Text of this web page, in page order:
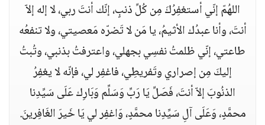
اللهُمّ إنّي أستغفِرُكَ مِن كُلِّ ذنبٍ، إنّك أنتَ ربي، لا إله إلاّ
أنتَ، وأنا عبدُك الأثيمُ، يا مَن لا تَضرّه مَعصيتي، ولا تنفعُه
طاعتي، إنّي ظلمتُ نفسِي بجهلي، واعترفتُ بذنبي، وتُبتُ
إليكَ مِن إصراري وتَفريطِي، فاغفِر لي، فإنّه لا يغفِرُ
الذنُوبَ إلاّ أنتَ، فَصَلِّ يَا رَبِّ وَسَلِّم وَبَارِك عَلَى سَيِّدِنا
محمَّدٍ، وَعَلَى آلِ سَيِّدِنا محمَّدٍ، وَاغفِر لي يَا خَيرَ الغَافِرينَ.